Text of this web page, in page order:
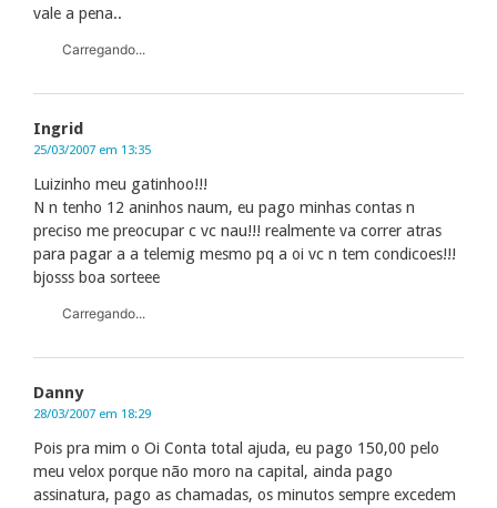
vale a pena..
Carregando...
Ingrid
25/03/2007 em 13:35
Luizinho meu gatinhoo!!!
N n tenho 12 aninhos naum, eu pago minhas contas n
preciso me preocupar c vc nau!!! realmente va correr atras
para pagar a a telemig mesmo pq a oi vc n tem condicoes!!!
bjosss boa sorteee
Carregando...
Danny
28/03/2007 em 18:29
Pois pra mim o Oi Conta total ajuda, eu pago 150,00 pelo
meu velox porque não moro na capital, ainda pago
assinatura, pago as chamadas, os minutos sempre excedem